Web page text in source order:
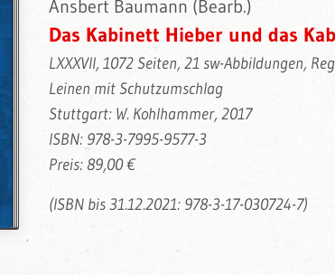
Ansbert Baumann (Bearb.)
Das Kabinett Hieber und das
LXXXVII, 1072 Seiten, 21 sw-Abbildungen,
Leinen mit Schutzumschlag
Stuttgart: W. Kohlhammer, 2017
ISBN: 978-3-7995-9577-3
Preis: 89,00 €
(ISBN bis 31.12.2021: 978-3-17-030724-7)